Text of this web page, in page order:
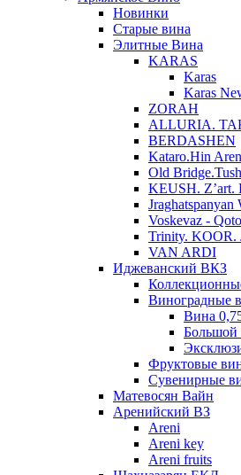
Новинки
Старые вина
Элитные Вина
KARAS
Karas
Karas
ZORAH
ALLURIA.
BERDASHEN
Kataro.Hin
Old
KEUSH.
Jraghatspanyan
Voskevaz -
Trinity. KOOR.
VAN ARDI
Иджеванский ВКЗ
Виноградные
Вина
Большой
Фруктовые
Cувенирные
Матевосян Вайн
Аренийский ВЗ
Areni
Areni key
Areni fruits